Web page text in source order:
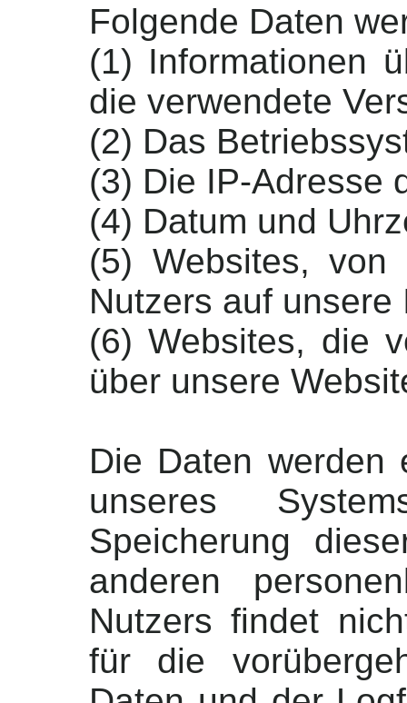
Folgende Daten
(1) Informationen
die verwendete
(2) Das
(3) Die IP-Adresse
(4) Datum und
(5) Websites,
Nutzers auf
(6) Websites, die
über unsere
Die Daten werden
unseres
Speicherung
anderen
Nutzers findet
für die